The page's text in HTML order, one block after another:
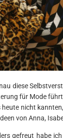
diese
für Mode
heute nicht
von Anna,
gefreut habe